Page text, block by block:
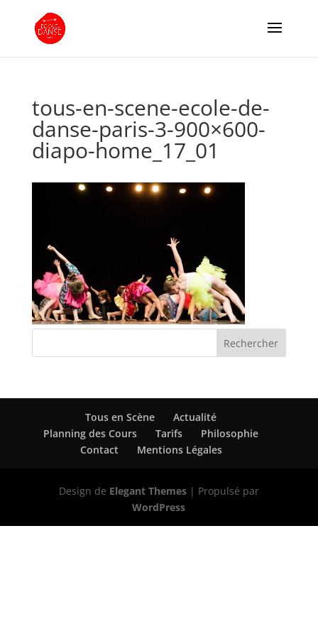
tous-en-scene-ecole-de-
danse-paris-3-900×600-
diapo-home_17_01
Tous en Scène
Actualité
Planning des Cours
Tarifs
Philosophie
Contact
Mentions Légales
Design de Elegant Themes| Propulsé par
WordPress